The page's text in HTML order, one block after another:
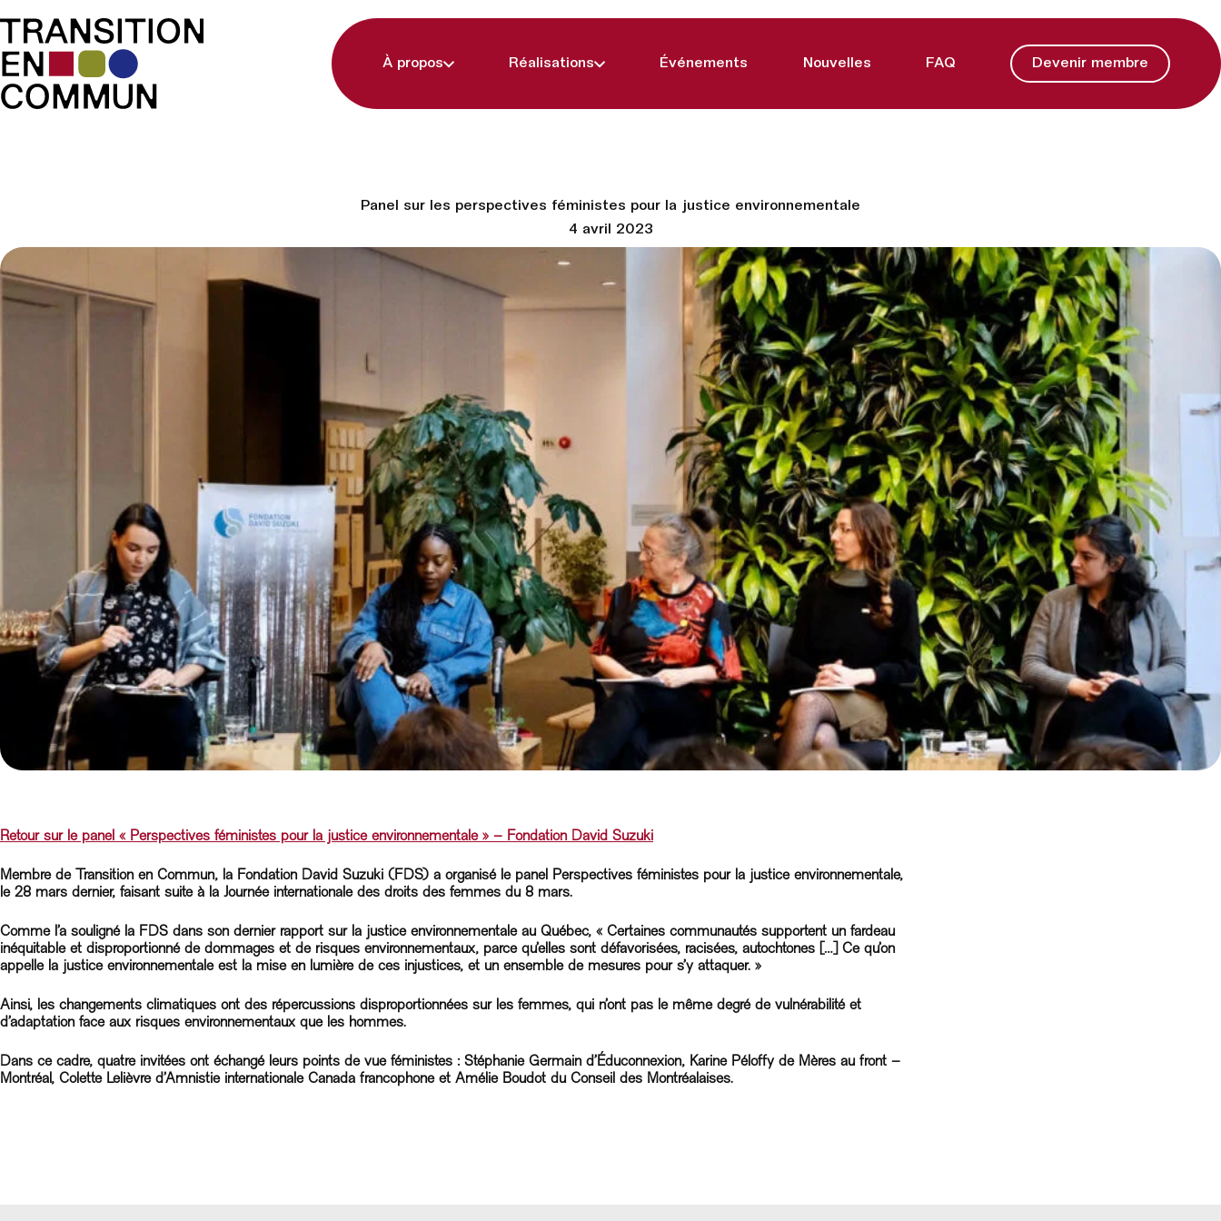
À propos Réalisations Événements Nouvelles FAQ Devenir membre
Panel sur les perspectives féministes pour la justice environnementale
4 avril 2023
Retour sur le panel « Perspectives féministes pour la justice environnementale » – Fondation David Suzuki
Membre de Transition en Commun, la Fondation David Suzuki (FDS) a organisé le panel Perspectives féministes pour la justice environnementale,
le 28 mars dernier, faisant suite à la Journée internationale des droits des femmes du 8 mars.
Comme l’a souligné la FDS dans son dernier rapport sur la justice environnementale au Québec, « Certaines communautés supportent un fardeau
inéquitable et disproportionné de dommages et de risques environnementaux, parce qu’elles sont défavorisées, racisées, autochtones […] Ce qu’on
appelle la justice environnementale est la mise en lumière de ces injustices, et un ensemble de mesures pour s’y attaquer. »
Ainsi, les changements climatiques ont des répercussions disproportionnées sur les femmes, qui n’ont pas le même degré de vulnérabilité et
d’adaptation face aux risques environnementaux que les hommes.
Dans ce cadre, quatre invitées ont échangé leurs points de vue féministes : Stéphanie Germain d’Éduconnexion, Karine Péloffy de Mères au front –
Montréal, Colette Lelièvre d’Amnistie internationale Canada francophone et Amélie Boudot du Conseil des Montréalaises.